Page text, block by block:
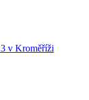
v Kroměříži